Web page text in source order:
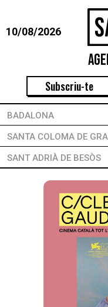
10/08/2026
Subscriu-te
BADALONA
SANTA COLOMA DE
SANT ADRIÀ DE BESÒS